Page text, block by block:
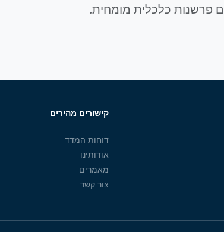
פרשנות כלכלית מומחית.
קישורים מהירים
דוחות המדד
אודותינו
מאמרים
צור קשר